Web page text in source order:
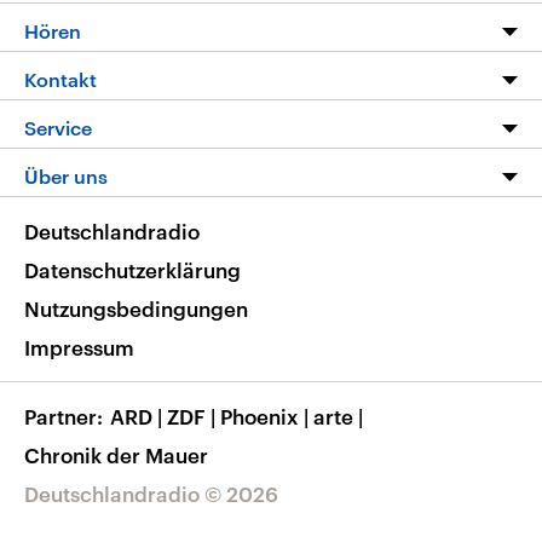
Programm
Die Nachrichten
Nachrichtenleicht
Neue Beiträge auf dlf.de
Hören
Livestream
Podcasts
Deutschlandfunk App
Nachrichten App
Frequenzen
Kontakt
Hörerservice
Service
FAQ
Veranstaltungen
Musikliste
RSS
Über uns
Barrierefreiheit
Deutschlandradio © 2026
Deutschlandradio
Datenschutzerklärung
Nutzungsbedingungen
Impressum
Partner ARD | ZDF | Phoenix | arte |
Chronik der Mauer